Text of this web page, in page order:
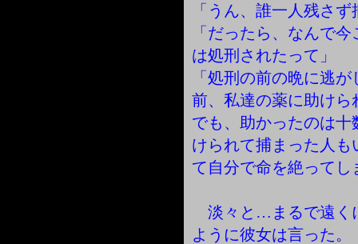
「うん、誰一人残さ
「だったら、なんで
は処刑されたって」
「処刑の前の晩に逃
前、私達の薬に助け
でも、助かったのは
けられて捕まった人
て自分で命を絶ってし
淡々と…まるで遠く
ように彼女は言った。